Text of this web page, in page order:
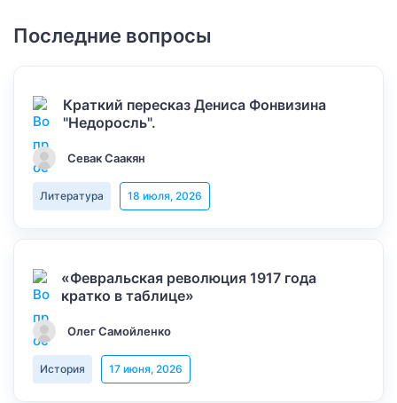
Последние вопросы
Краткий пересказ Дениса Фонвизина
"Недоросль".
Севак Саакян
Литература 18 июля, 2026
«Февральская революция 1917 года
кратко в таблице»
Олег Самойленко
История 17 июня, 2026